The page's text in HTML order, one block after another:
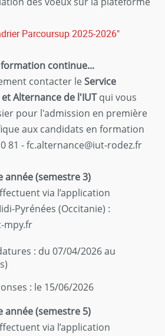
Parcoursup 2025-2026"
formation continue...
contacter leService
Alternance de l'IUTqui vous
pour l'admission en première
aux candidats en formation
81 - fc.alternance@iut-rodez.fr
année (semestre 3)
via l’application
Pyrénées (Occitanie) :
mpy.fr
: du 07/04/2026 au
: le 15/06/2026
année (semestre 5)
via l’application